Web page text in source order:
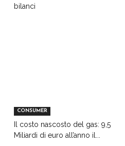
bilanci
CONSUMER
Il costo nascosto del gas: 9,5
Miliardi di euro all’anno il...